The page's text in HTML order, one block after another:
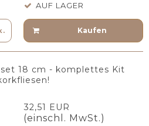
AUF LAGER
Kaufen
18 cm - komplettes Kit
32,51 EUR
(einschl. MwSt.)